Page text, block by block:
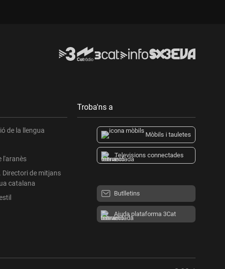
de la llengua
l'aranès
Directori de mitjans
catalana
Troba'ns a
Mòbils i tauletes
Televisions connectades
Butlletins
Ajuda plataforma 3Cat